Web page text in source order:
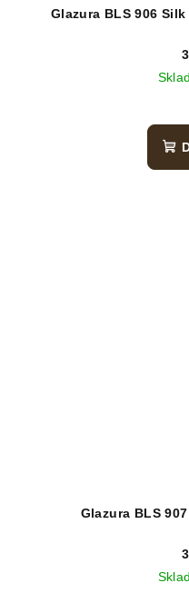
Glazura BLS